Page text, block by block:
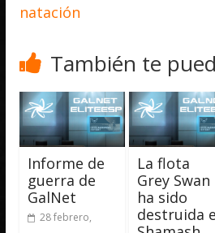
natación
También te
Informe de
guerra de
GalNet
28 febrero,
La flota
Grey Swan
ha sido
destruida